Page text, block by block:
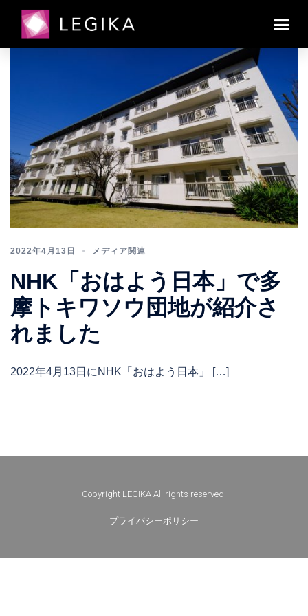
日:2022年4月13日
2022年4月13日 メディア関連
NHK「おはよう日本」で多
摩トキワソウ団地が紹介さ
れました
2022年4月13日にNHK「おはよう日本」 […]
Copyright LEGIKA All rights reserved.
プライバシーポリシー